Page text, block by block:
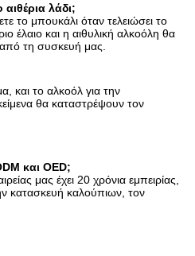
λάδι;
το μπουκάλι όταν τελειώσει το
έλαιο και η αιθυλική αλκοόλη θα
τη συσκευή μας.
και το αλκοόλ για την
θα καταστρέψουν τον
και OED;
μας έχει 20 χρόνια εμπειρίας,
κατασκευή καλούπιων, τον